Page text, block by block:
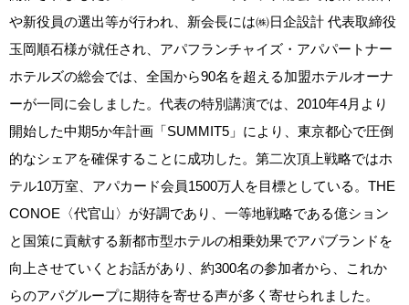
や新役員の選出等が行われ、新会長には㈱日企設計 代表取締役
玉岡順石様が就任され、アパフランチャイズ・アパパートナー
ホテルズの総会では、全国から90名を超える加盟ホテルオーナ
ーが一同に会しました。代表の特別講演では、2010年4月より
開始した中期5か年計画「SUMMIT5」により、東京都心で圧倒
的なシェアを確保することに成功した。第二次頂上戦略ではホ
テル10万室、アパカード会員1500万人を目標としている。THE
CONOE〈代官山〉が好調であり、一等地戦略である億ション
と国策に貢献する新都市型ホテルの相乗効果でアパブランドを
向上させていくとお話があり、約300名の参加者から、これか
らのアパグループに期待を寄せる声が多く寄せられました。